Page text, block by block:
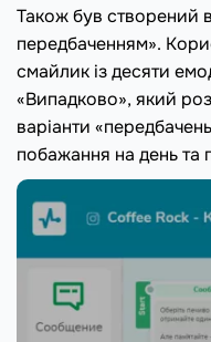
Також був створений
передбаченням».
смайлик із десяти
«Випадково», який
варіанти
побажання на день та